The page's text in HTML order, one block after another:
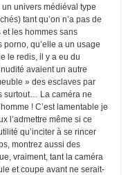
univers médiéval type
tant qu’on n’a pas de
et les hommes sans
qu’elle a un usage
le redis, il y a eu du
avaient un autre
» des esclaves par
surtout… La caméra ne
! C’est lamentable je
l’admettre même si ce
qu’inciter à se rincer
montrez aussi des
vraiment, tant la caméra
et coupe avant ne serait-